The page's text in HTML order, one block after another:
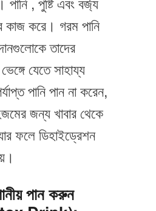
, পুষ্টি এবং বর্জ্য
কাজ করে। গরম পানি
তাদের
যেতে সাহায্য
পানি পান না করেন,
জন্য খাবার থেকে
ফলে ডিহাইড্রেশন
পান করুন